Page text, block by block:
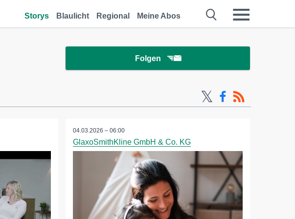
Storys Blaulicht Regional Meine Abos
Folgen
04.03.2026 – 06:00
GlaxoSmithKline GmbH & Co. KG